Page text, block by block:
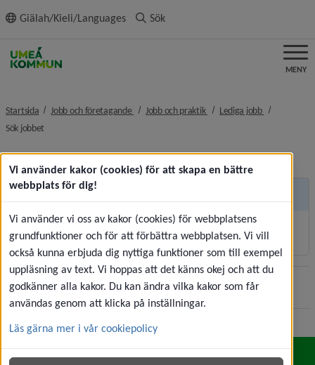
innehållet
Giälah/Kieli/Languages Sök
MENY
Startsida Jobb och företagande nivå i brödsmulenavigeringen
Jobb och praktik nivå i
Lediga jobb nivå i
Sök jobbet
Andra sidor
Korttidsvikariat och sommarjobb
Sidan uppdaterades2026-07-30 Dela
Vi använder kakor (cookies) för att skapa en bättre
webbplats för dig!
Vi använder vi oss av kakor (cookies) för webbplatsens
grundfunktioner och för att förbättra webbplatsen. Vi vill
också kunna erbjuda dig nyttiga funktioner som till exempel
uppläsning av text. Vi hoppas att det känns okej och att du
godkänner alla kakor. Du kan ändra vilka kakor som får
användas genom att klicka på inställningar.
Läs gärna mer i vår cookiepolicy